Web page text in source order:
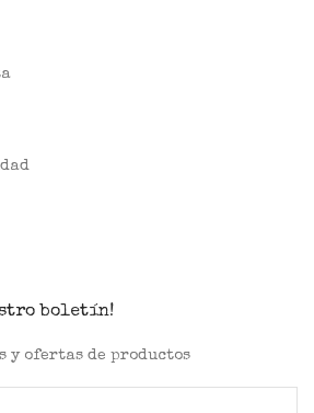
boletín!
y ofertas de productos